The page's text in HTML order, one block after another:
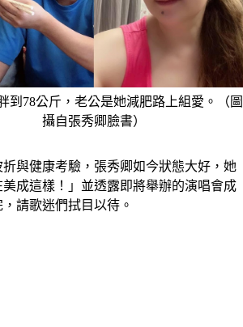
到78公斤，老公是她減肥路上組愛。（
攝自張秀卿臉書）
與健康考驗，張秀卿如今狀態大好，她
成這樣！」並透露即將舉辦的演唱會成
請歌迷們拭目以待。